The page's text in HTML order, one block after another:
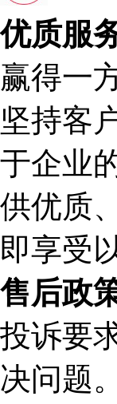
优质服
赢得一
坚持客
于企业
供优质
即享受
售后政
投诉要
决问题